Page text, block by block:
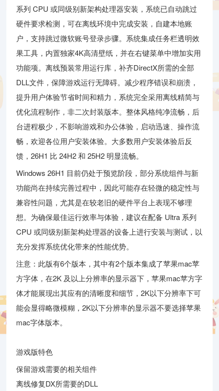
系列 CPU 或同级别新架构处理器安装，系统已自动跳过
硬件要求检测，可在离线环境中完成安装，自建本地账
户，支持跳过微软账号登录步骤。系统集成任务栏透明效
果工具，内置独家4K高清壁纸，并在右键菜单中增加实用
功能项。离线预装常用运行库，补齐DirectX所需的全部
DLL文件，保障游戏运行无障碍。减少程序错误和崩溃，
提升用户体验节省时间和精力，系统完全采用离线精简与
优化流程制作，非二次封装版本。整体风格纯净流畅，后
台进程极少，不影响游戏和办公体验，启动迅速、操作流
畅，欢迎各位用户安装体验。大多数用户安装体验后反
馈，26H1 比 24H2 和 25H2 明显流畅。
Windows 26H1 目前仍处于预览阶段，部分系统组件与新
功能尚在持续完善过程中，因此可能存在轻微的稳定性与
兼容性问题，尤其是在较老旧的硬件平台上表现不够理
想。为确保最佳运行效率与体验，建议在配备 Ultra 系列
CPU 或同级别新架构处理器的设备上进行安装与测试，以
充分发挥系统优化带来的性能优势。
注意：此版有6个版本，其中有2个版本集成了苹果mac苹
方字体，在2K 及以上分辨率的显示器下，苹果mac苹方字
体才能展现出其应有的清晰度和细节，2K以下分辨率下可
能会显得略微模糊，2K以下分辨率的显示器不要选择苹果
mac字体版本。
游戏版特色
保留游戏需要的相关组件
离线修复DX所需要的DLL